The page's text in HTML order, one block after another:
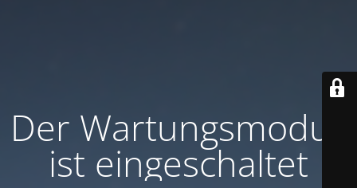
Der Wartungsmodus
ist eingeschaltet